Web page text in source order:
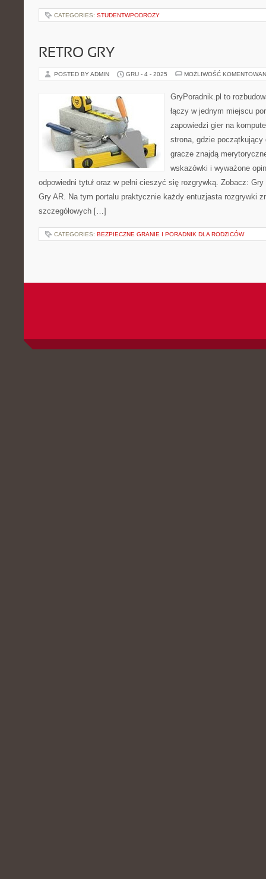
CATEGORIES: STUDENTWPODROZY
RETRO GRY
POSTED BY ADMIN GRU - 4 - 2025 MOŻLIWOŚĆ
GryPoradnik.pl to
łączy w jednym miejscu
zapowiedzi gier na
strona, gdzie początkujący
gracze znajdą
wskazówki i wyważone
odpowiedni tytuł oraz w pełni cieszyć się rozgrywką. Zobacz:
Gry AR. Na tym portalu praktycznie każdy entuzjasta rozgrywki
szczegółowych […]
CATEGORIES: BEZPIECZNE GRANIE I PORADNIK DLA RODZICÓW